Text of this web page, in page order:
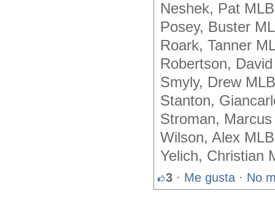
Neshek, Pat
Posey, Buster
Roark, Tanner
Robertson,
Smyly, Drew
Stanton,
Stroman,
Wilson, Alex
Yelich, Christian
3 · Me gusta · No